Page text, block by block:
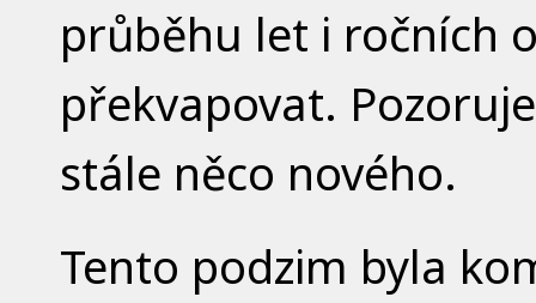
průběhu let i ročních
překvapovat.
stále něco nového.
Tento podzim byla